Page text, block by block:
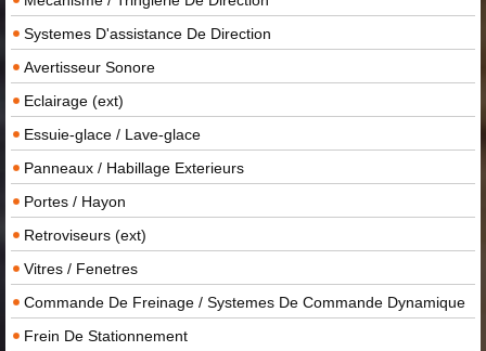
Systemes D'assistance De Direction
Avertisseur Sonore
Eclairage (ext)
Essuie-glace / Lave-glace
Panneaux / Habillage Exterieurs
Portes / Hayon
Retroviseurs (ext)
Vitres / Fenetres
Commande De Freinage / Systemes De Commande Dynamique
Frein De Stationnement